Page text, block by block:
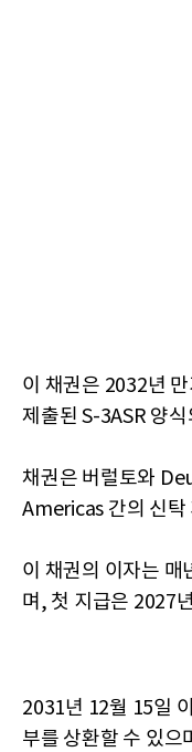
이 채권은 2032년
제출된 S-3ASR 양
채권은 버럴토와
Americas 간의 신탁
이 채권의 이자는 매
며, 첫 지급은 2027
2031년 12월 15일
부를 상환할 수 있으